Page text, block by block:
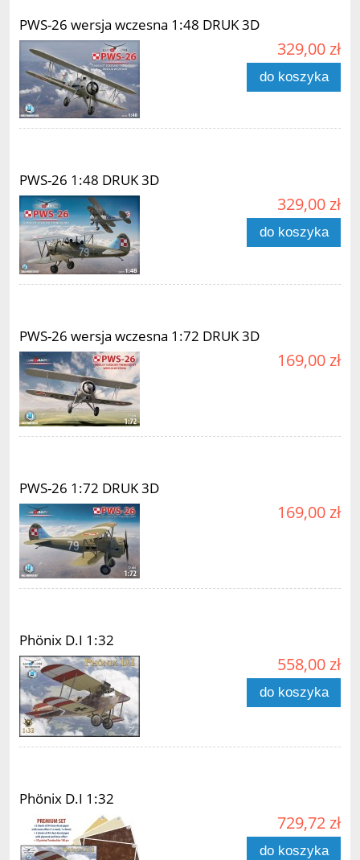
PWS-26 wersja wczesna 1:48 DRUK 3D
329,00 zł
do koszyka
PWS-26 1:48 DRUK 3D
329,00 zł
do koszyka
PWS-26 wersja wczesna 1:72 DRUK 3D
169,00 zł
PWS-26 1:72 DRUK 3D
169,00 zł
Phönix D.I 1:32
558,00 zł
do koszyka
Phönix D.I 1:32
729,72 zł
do koszyka